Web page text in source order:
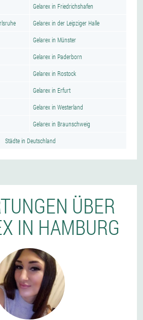
Gelarex in Friedrichshafen
Gelarex in der Leipziger Halle
Gelarex in Münster
Gelarex in Paderborn
Gelarex in Rostock
Gelarex in Erfurt
Gelarex in Westerland
Gelarex in Braunschweig
Städte in Deutschland
ÜBER
IN HAMBURG